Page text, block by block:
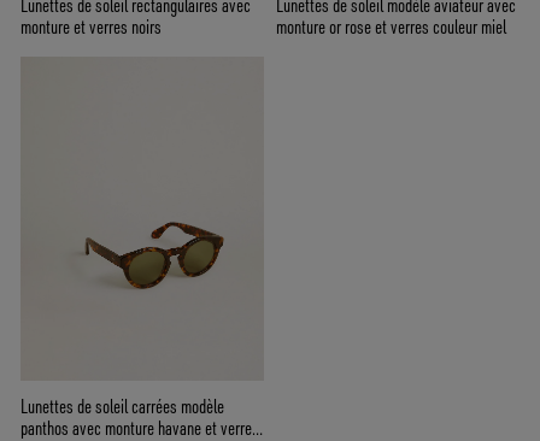
monture et verres noirs
monture or rose et verres couleur miel
Lunettes de soleil carrées modèle
panthos avec monture havane et verres